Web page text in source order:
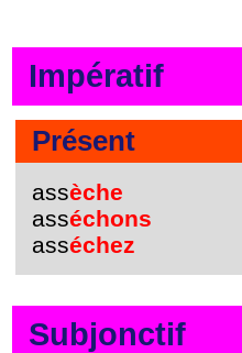
Impératif
Présent
assèche
asséchons
asséchez
Subjonctif